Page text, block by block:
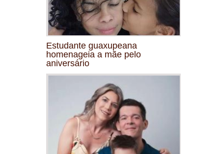
Estudante guaxupeana
homenageia a mãe pelo
aniversário